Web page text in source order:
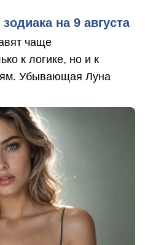
на 9 августа
чаще
к логике, но и к
Убывающая Луна